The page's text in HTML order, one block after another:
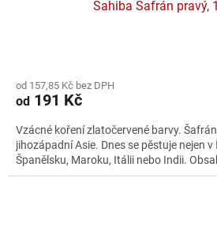
Sahiba Šafrán pravý,
od 157,85 Kč bez DPH
od 191 Kč
Vzácné koření zlatočervené barvy.
jihozápadní Asie. Dnes se pěstuje nejen v
Španělsku, Maroku, Itálii nebo Indii.